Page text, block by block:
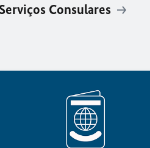
Serviços Consulares